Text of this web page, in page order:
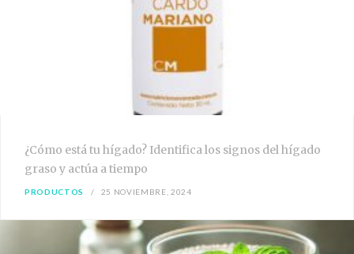
¿Cómo está tu hígado? Identifica los signos del hígado
graso y actúa a tiempo
PRODUCTOS 25 NOVIEMBRE, 2024